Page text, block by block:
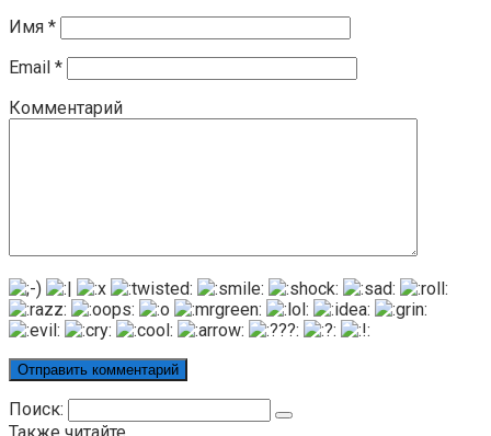
Имя *
Email *
Комментарий
Поиск:
Также читайте